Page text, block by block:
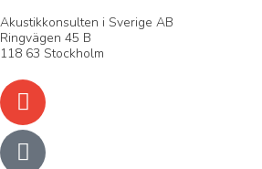
Akustikkonsulten i Sverige AB
Ringvägen 45 B
118 63 Stockholm